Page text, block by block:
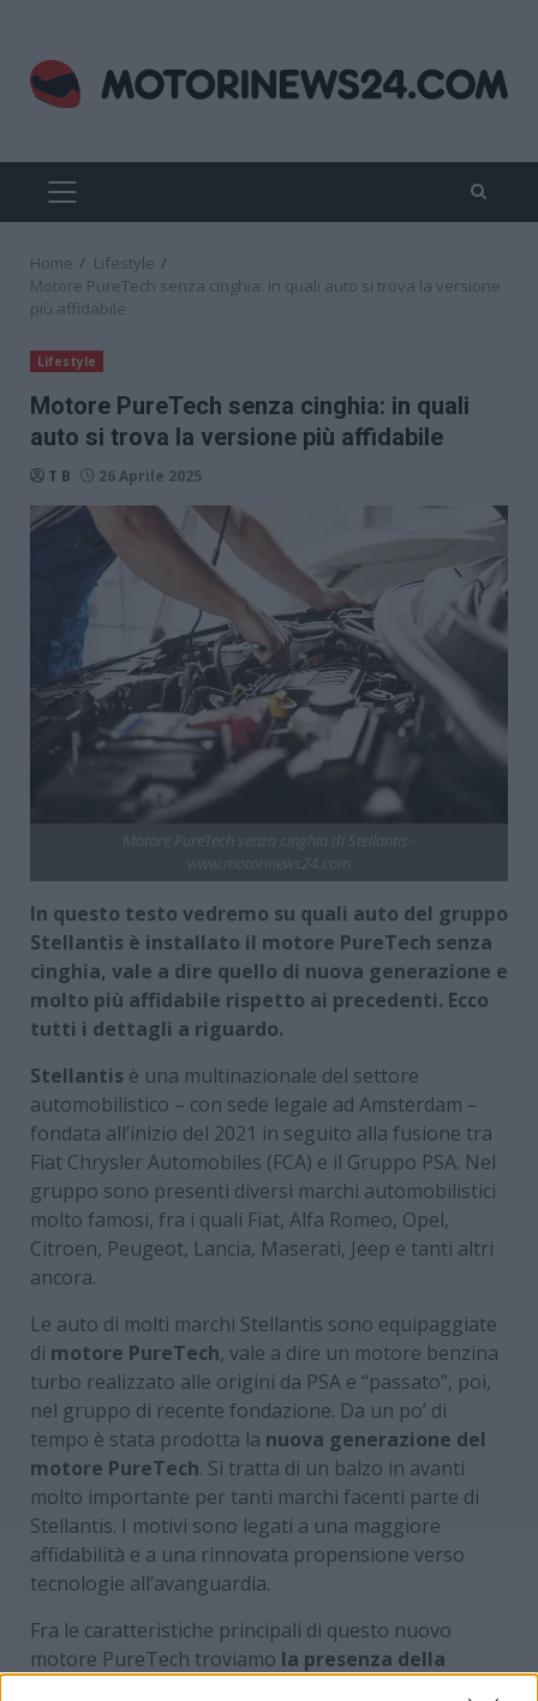
content
PRIMARY
MENU
Home
Lifestyle
Motore PureTech senza cinghia: in quali auto si trova la versione
più affidabile
Lifestyle
Motore PureTech senza cinghia: in quali
auto si trova la versione più affidabile
T B 26 Aprile 2025
In questo testo vedremo su quali auto del gruppo
Stellantis è installato il motore PureTech senza
cinghia, vale a dire quello di nuova generazione e
molto più affidabile rispetto ai precedenti. Ecco
tutti i dettagli a riguardo.
Stellantis è una multinazionale del settore
automobilistico – con sede legale ad Amsterdam –
fondata all’inizio del 2021 in seguito alla fusione tra
Fiat Chrysler Automobiles (FCA) e il Gruppo PSA. Nel
gruppo sono presenti diversi marchi automobilistici
molto famosi, fra i quali Fiat, Alfa Romeo, Opel,
Citroen, Peugeot, Lancia, Maserati, Jeep e tanti altri
ancora.
Le auto di molti marchi Stellantis sono equipaggiate
di motore PureTech, vale a dire un motore benzina
turbo realizzato alle origini da PSA e “passato”, poi,
nel gruppo di recente fondazione. Da un po’ di
tempo è stata prodotta la nuova generazione del
motore PureTech. Si tratta di un balzo in avanti
molto importante per tanti marchi facenti parte di
Stellantis. I motivi sono legati a una maggiore
affidabilità e a una rinnovata propensione verso
tecnologie all’avanguardia.
Fra le caratteristiche principali di questo nuovo
motore PureTech troviamo la presenza della